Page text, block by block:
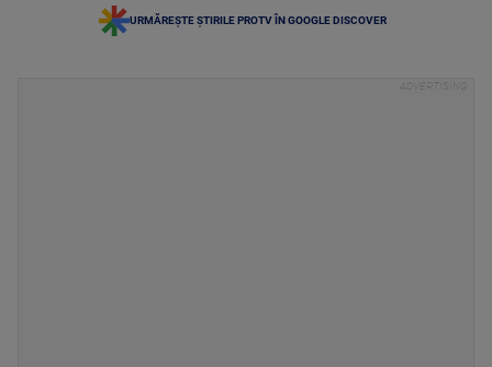
URMĂREȘTE ȘTIRILE PROTV ÎN GOOGLE DISCOVER